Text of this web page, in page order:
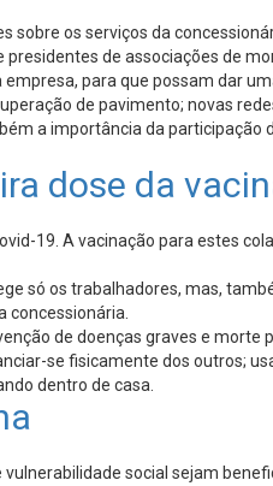
os serviços da
de associações de
para que possam dar
de pavimento; novas
a importância da participação
dose da
19. A vacinação para estes
só os trabalhadores, mas,
concessionária.
de doenças graves e morte
se fisicamente dos outros;
dentro de casa.
social sejam